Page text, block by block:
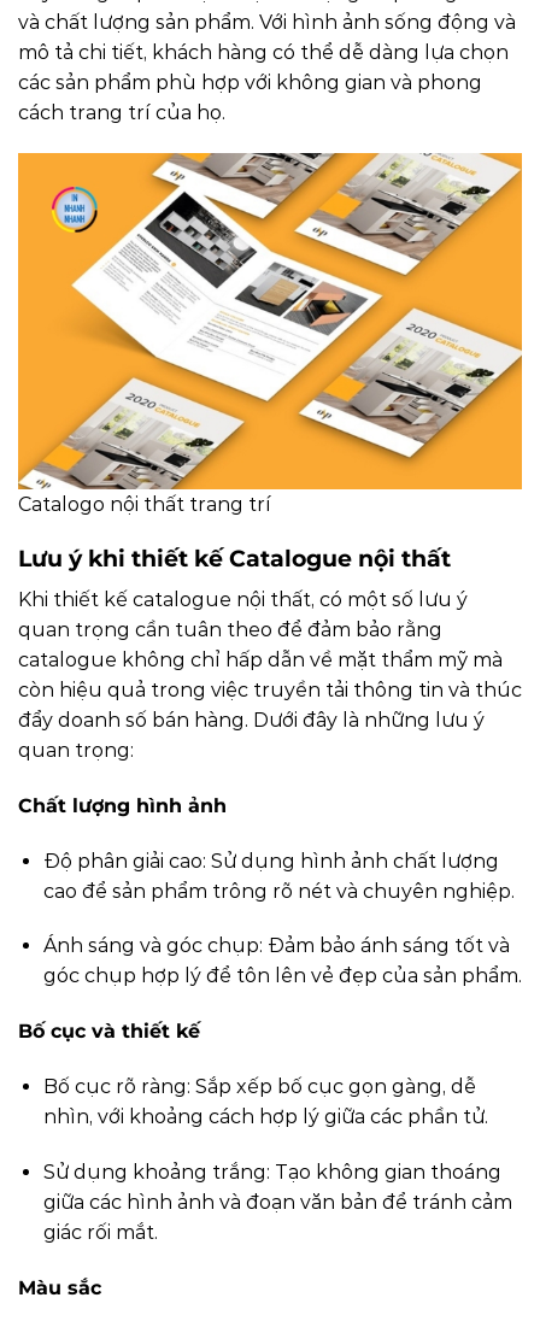
và chất lượng sản phẩm. Với hình ảnh sống động và
mô tả chi tiết, khách hàng có thể dễ dàng lựa chọn
các sản phẩm phù hợp với không gian và phong
cách trang trí của họ.
Catalogo nội thất trang trí
Lưu ý khi thiết kế Catalogue nội thất
Khi thiết kế catalogue nội thất, có một số lưu ý
quan trọng cần tuân theo để đảm bảo rằng
catalogue không chỉ hấp dẫn về mặt thẩm mỹ mà
còn hiệu quả trong việc truyền tải thông tin và thúc
đẩy doanh số bán hàng. Dưới đây là những lưu ý
quan trọng:
Chất lượng hình ảnh
Độ phân giải cao: Sử dụng hình ảnh chất lượng
cao để sản phẩm trông rõ nét và chuyên nghiệp.
Ánh sáng và góc chụp: Đảm bảo ánh sáng tốt và
góc chụp hợp lý để tôn lên vẻ đẹp của sản phẩm.
Bố cục và thiết kế
Bố cục rõ ràng: Sắp xếp bố cục gọn gàng, dễ
nhìn, với khoảng cách hợp lý giữa các phần tử.
Sử dụng khoảng trắng: Tạo không gian thoáng
giữa các hình ảnh và đoạn văn bản để tránh cảm
giác rối mắt.
Màu sắc